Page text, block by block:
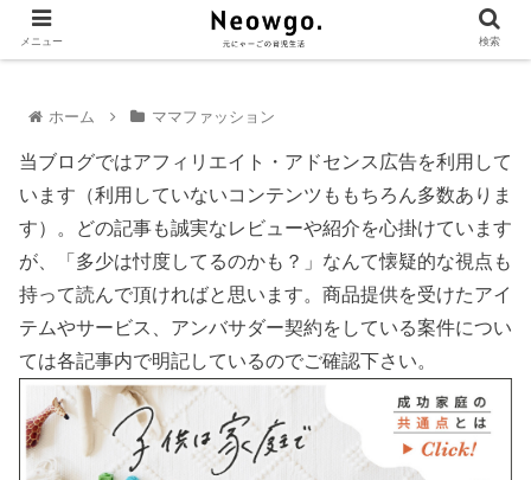
ホーム ママファッション
当ブログではアフィリエイト・アドセンス広告を利用して
います（利用していないコンテンツももちろん多数ありま
す）。どの記事も誠実なレビューや紹介を心掛けています
が、「多少は忖度してるのかも？」なんて懐疑的な視点も
持って読んで頂ければと思います。商品提供を受けたアイ
テムやサービス、アンバサダー契約をしている案件につい
ては各記事内で明記しているのでご確認下さい。
メニュー 検索